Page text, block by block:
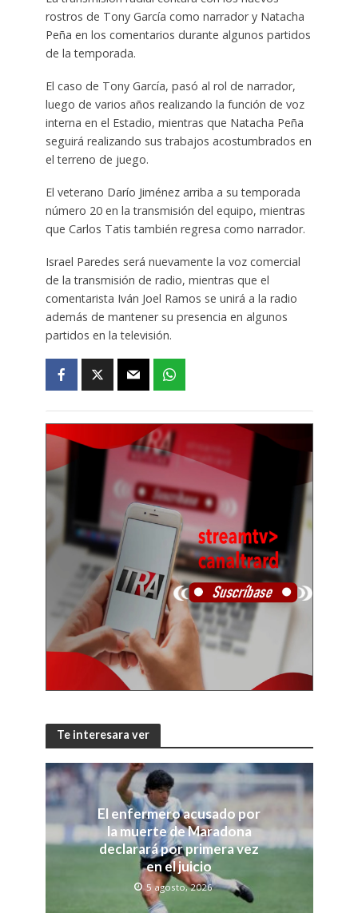
rostros de Tony García como narrador y Natacha
Peña en los comentarios durante algunos partidos
de la temporada.
El caso de Tony García, pasó al rol de narrador,
luego de varios años realizando la función de voz
interna en el Estadio, mientras que Natacha Peña
seguirá realizando sus trabajos acostumbrados en
el terreno de juego.
El veterano Darío Jiménez arriba a su temporada
número 20 en la transmisión del equipo, mientras
que Carlos Tatis también regresa como narrador.
Israel Paredes será nuevamente la voz comercial
de la transmisión de radio, mientras que el
comentarista Iván Joel Ramos se unirá a la radio
además de mantener su presencia en algunos
partidos en la televisión.
Te interesara ver
El enfermero acusado por
la muerte de Maradona
declarará por primera vez
en el juicio
5 agosto, 2026